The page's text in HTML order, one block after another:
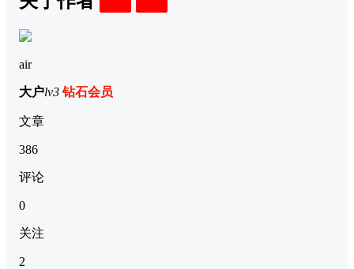
air
大户lv3 钻石会员
文章
386
评论
0
关注
2